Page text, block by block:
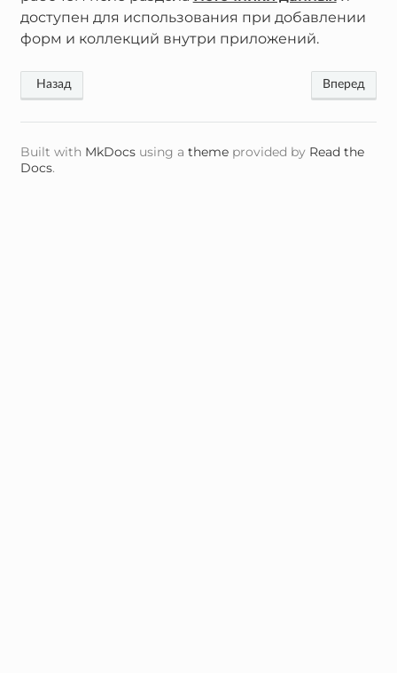
доступен для использования при добавлении
форм и коллекций внутри приложений.
Built with MkDocsusing a themeprovided by Read the
Docs.